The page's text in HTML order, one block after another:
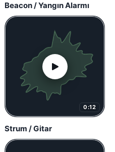
Beacon / Yangın Alarmı
0:12
Strum / Gitar